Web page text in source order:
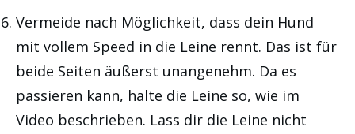
Vermeide nach Möglichkeit, dass dein Hund
mit vollem Speed in die Leine rennt. Das ist für
beide Seiten äußerst unangenehm. Da es
passieren kann, halte die Leine so, wie im
Video beschrieben. Lass dir die Leine nicht